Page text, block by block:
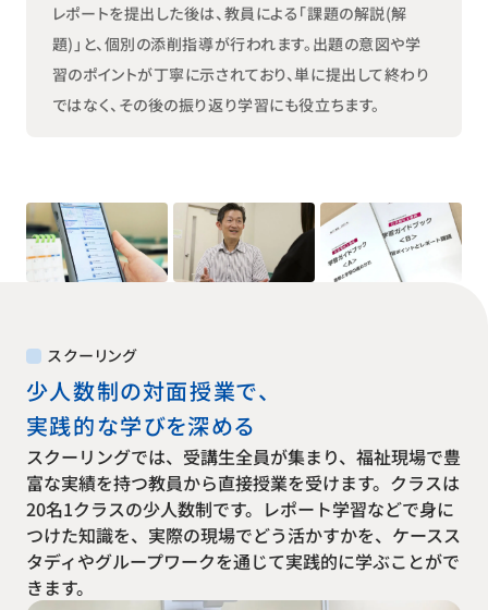
レポートを提出した後は、教員による「課題の解説（解
題）」と、個別の添削指導が行われます。出題の意図や学
習のポイントが丁寧に示されており、単に提出して終わり
ではなく、その後の振り返り学習にも役立ちます。
スクーリング
少人数制の対面授業で、
実践的な学びを深める
スクーリングでは、受講生全員が集まり、福祉現場で豊
富な実績を持つ教員から直接授業を受けます。クラスは
20名1クラスの少人数制です。レポート学習などで身に
つけた知識を、実際の現場でどう活かすかを、ケースス
タディやグループワークを通じて実践的に学ぶことがで
きます。